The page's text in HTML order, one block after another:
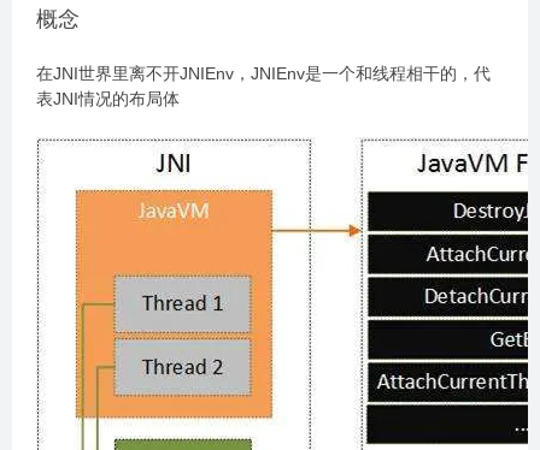
概念
在JNI世界里离不开JNIEnv，JNIEnv是一个和线程相干的，代
表JNI情况的布局体